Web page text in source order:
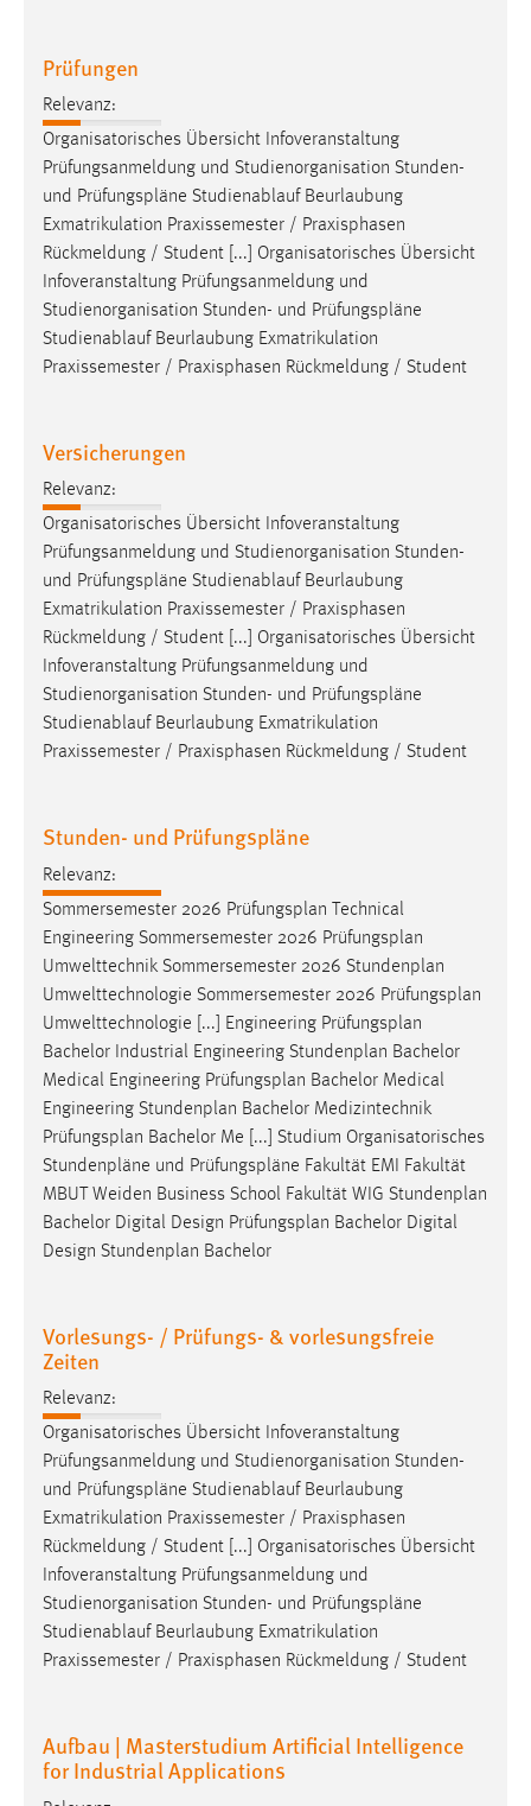
Prüfungen
Relevanz:
Organisatorisches Übersicht Infoveranstaltung
Prüfungsanmeldung und Studienorganisation Stunden-
und Prüfungspläne Studienablauf Beurlaubung
Exmatrikulation Praxissemester / Praxisphasen
Rückmeldung / Student [...] Organisatorisches Übersicht
Infoveranstaltung Prüfungsanmeldung und
Studienorganisation Stunden- und Prüfungspläne
Studienablauf Beurlaubung Exmatrikulation
Praxissemester / Praxisphasen Rückmeldung / Student
Versicherungen
Relevanz:
Organisatorisches Übersicht Infoveranstaltung
Prüfungsanmeldung und Studienorganisation Stunden-
und Prüfungspläne Studienablauf Beurlaubung
Exmatrikulation Praxissemester / Praxisphasen
Rückmeldung / Student [...] Organisatorisches Übersicht
Infoveranstaltung Prüfungsanmeldung und
Studienorganisation Stunden- und Prüfungspläne
Studienablauf Beurlaubung Exmatrikulation
Praxissemester / Praxisphasen Rückmeldung / Student
Stunden- und Prüfungspläne
Relevanz:
Sommersemester 2026 Prüfungsplan Technical
Engineering Sommersemester 2026 Prüfungsplan
Umwelttechnik Sommersemester 2026 Stundenplan
Umwelttechnologie Sommersemester 2026 Prüfungsplan
Umwelttechnologie [...] Engineering Prüfungsplan
Bachelor Industrial Engineering Stundenplan Bachelor
Medical Engineering Prüfungsplan Bachelor Medical
Engineering Stundenplan Bachelor Medizintechnik
Prüfungsplan Bachelor Me [...] Studium Organisatorisches
Stundenpläne und Prüfungspläne Fakultät EMI Fakultät
MBUT Weiden Business School Fakultät WIG Stundenplan
Bachelor Digital Design Prüfungsplan Bachelor Digital
Design Stundenplan Bachelor
Vorlesungs- / Prüfungs- & vorlesungsfreie
Zeiten
Relevanz:
Organisatorisches Übersicht Infoveranstaltung
Prüfungsanmeldung und Studienorganisation Stunden-
und Prüfungspläne Studienablauf Beurlaubung
Exmatrikulation Praxissemester / Praxisphasen
Rückmeldung / Student [...] Organisatorisches Übersicht
Infoveranstaltung Prüfungsanmeldung und
Studienorganisation Stunden- und Prüfungspläne
Studienablauf Beurlaubung Exmatrikulation
Praxissemester / Praxisphasen Rückmeldung / Student
Aufbau | Masterstudium Artificial Intelligence
for Industrial Applications